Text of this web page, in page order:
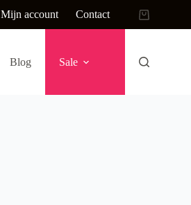
Mijn account Contact
Blog Sale